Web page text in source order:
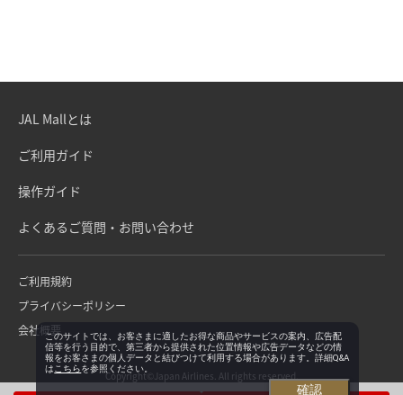
JAL Mallとは
ご利用ガイド
操作ガイド
よくあるご質問・お問い合わせ
ご利用規約
プライバシーポリシー
会社概要
Copyright©Japan Airlines. All rights reserved.
このサイトでは、お客さまに適したお得な商品やサービスの案内、広告配
信等を行う目的で、第三者から提供された位置情報や広告データなどの情
報をお客さまの個人データと結びつけて利用する場合があります。詳細Q&A
は こちらを参照ください。
確認